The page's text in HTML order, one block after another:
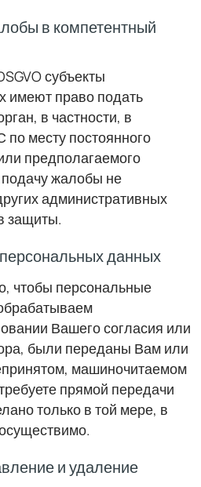
в компетентный
субъекты
имеют право подать
в частности, в
по месту постоянного
предполагаемого
жалобы не
административных
защиты.
данных
чтобы персональные
Вашего согласия или
были переданы Вам или
машиночитаемом
прямой передачи
только в той мере, в
и удаление